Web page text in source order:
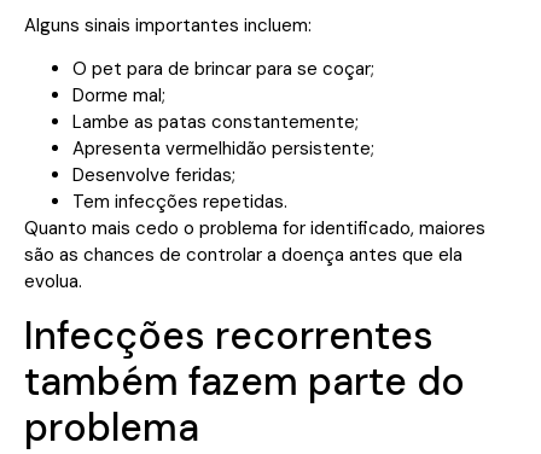
Alguns sinais importantes incluem:
O pet para de brincar para se coçar;
Dorme mal;
Lambe as patas constantemente;
Apresenta vermelhidão persistente;
Desenvolve feridas;
Tem infecções repetidas.
Quanto mais cedo o problema for identificado, maiores
são as chances de controlar a doença antes que ela
evolua.
Infecções recorrentes
também fazem parte do
problema